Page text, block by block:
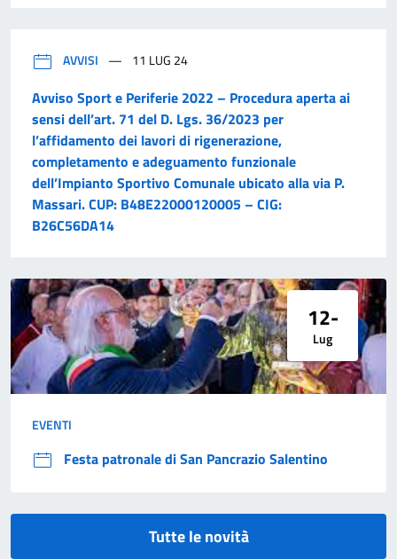
AVVISI 11 LUG 24
Avviso Sport e Periferie 2022 – Procedura aperta ai
sensi dell’art. 71 del D. Lgs. 36/2023 per
l’affidamento dei lavori di rigenerazione,
completamento e adeguamento funzionale
dell’Impianto Sportivo Comunale ubicato alla via P.
Massari. CUP: B48E22000120005 – CIG:
B26C56DA14
12-
Lug
EVENTI
Festa patronale di San Pancrazio Salentino
Tutte le novità